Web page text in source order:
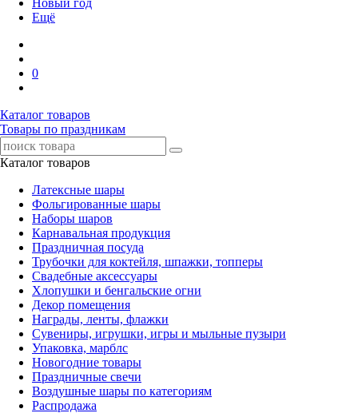
Новый год
Ещё
0
Каталог товаров
Товары по праздникам
Каталог товаров
Латексные шары
Фольгированные шары
Наборы шаров
Карнавальная продукция
Праздничная посуда
Трубочки для коктейля, шпажки, топперы
Свадебные аксессуары
Хлопушки и бенгальские огни
Декор помещения
Награды, ленты, флажки
Сувениры, игрушки, игры и мыльные пузыри
Упаковка, марблс
Новогодние товары
Праздничные свечи
Воздушные шары по категориям
Распродажа